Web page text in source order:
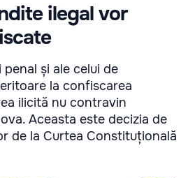
ilegal vor
și ale celui de
la confiscarea
ilicită nu contravin
Aceasta este decizia de
de la Curtea Constituțională